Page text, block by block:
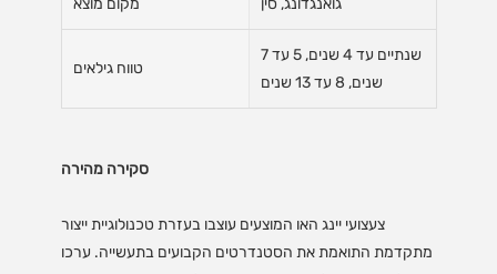
טווח גילאים
שנתיים עד 4 שנים, 5 עד 7
שנים, 8 עד 13 שנים
סקירה מהירה
צעצועי יינג האו המוצעים עוצבו בעזרת טכנולוגיית ייצור
מתקדמת התואמת את הסטנדרטים הקבועים בתעשייה. ערכו